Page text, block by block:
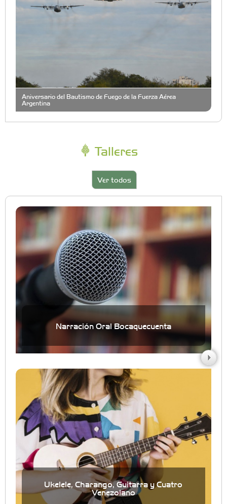
Aniversario del Bautismo de Fuego de la Fuerza Aérea
Argentina
Talleres
Ver todos
Narración Oral Bocaquecuenta
Ukelele, Charango, Guitarra y Cuatro
Venezolano